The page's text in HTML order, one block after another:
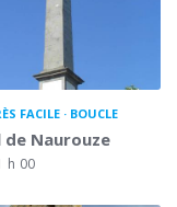
FACILE BOUCLE
de Naurouze
h 00